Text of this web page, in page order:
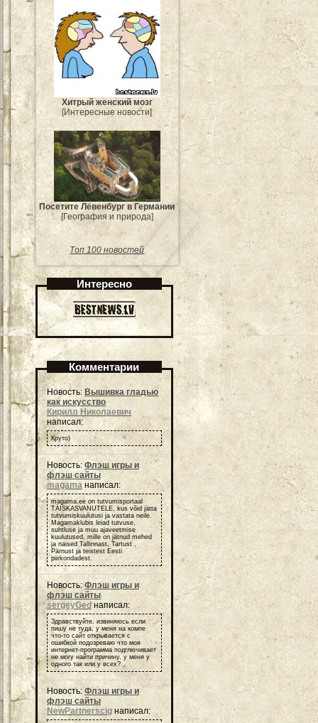
Хитрый женский мозг
[Интересные новости]
Посетите Лёвенбург в Германии
[География и природа]
Топ 100 новостей
Интересно
Комментарии
Новость: Вышивка гладью
как искусство
Кирилл Николаевич
написал:
Круто)
Новость: Флэш игры и
флэш сайты
magama написал:
magama.ee on tutvumisportaal
TÄISKASVANUTELE, kus võid jätta
tutvumiskuulutusi ja vastata neile.
Magamaklubis leiad tutvuse,
suhtluse ja muu ajaveetmise
kuulutused, mille on jätnud mehed
ja naised Tallinnast, Tartust ,
Pärnust ja teistest Eesti
piirkondadest.
Новость: Флэш игры и
флэш сайты
sergeyGedнаписал:
Здравствуйте, извиняюсь если
пишу не туда, у меня на компе
что-то сайт открывается с
ошибкой подозреваю что моя
интернет-программа подглючивает
не могу найти причину, у меня у
одного так или у всех?
Новость: Флэш игры и
флэш сайты
NewPartnerscig написал: